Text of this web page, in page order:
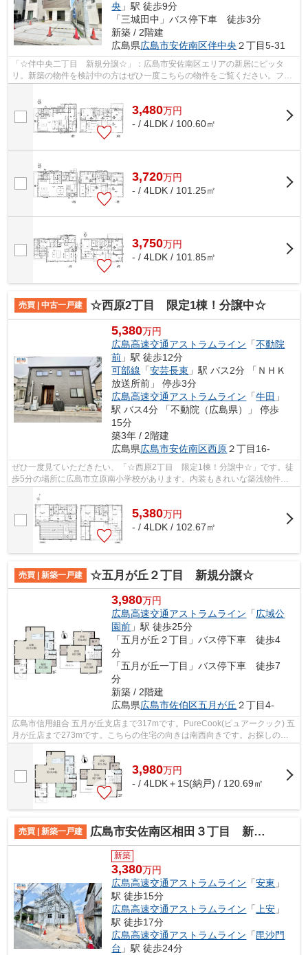
央 」駅 徒歩9分
「三城田中」バス停下車 徒歩3分
新築 / 2階建
広島県広島市安佐南区伴中央 ２丁目5-31
「☆伴中央二丁目 新規分譲☆」：広島市安佐南区エリアの新居にピッタ
リ。新築の物件を検討中の方はぜひ一度こちらの物件をご覧ください。フロ
ーリングにはオシャレな洋風インテリアも...
3,480万円
- / 4LDK / 100.60㎡
3,720万円
- / 4LDK / 101.25㎡
3,750万円
- / 4LDK / 101.85㎡
売買 | 中古一戸建 ☆西原2丁目 限定1棟！分譲中☆
5,380万円
広島高速交通アストラムライン 「不動院
前 」駅 徒歩12分
可部線 「安芸長束 」駅 バス2分 「ＮＨＫ
放送所前」 停歩3分
広島高速交通アストラムライン 「牛田 」
駅 バス4分 「不動院（広島県）」 停歩
15分
築3年 / 2階建
広島県広島市安佐南区西原２丁目16-
ぜひ一度見ていただきたい、「☆西原2丁目 限定1棟！分譲中☆」です。徒
歩5分の場所に広島市立原南小学校があります。内装もきれいな築浅物件で
快適な毎日を過ごしませんか。値段がお手...
5,380万円
- / 4LDK / 102.67㎡
売買 | 新築一戸建 ☆五月が丘２丁目 新規分譲☆
3,980万円
広島高速交通アストラムライン 「広域公
園前 」駅 徒歩25分
「五月が丘２丁目」バス停下車 徒歩4
分
「五月が丘一丁目」バス停下車 徒歩7
分
新築 / 2階建
広島県広島市佐伯区五月が丘 ２丁目4-
広島市信用組合 五月が丘支店まで317mです。PureCook(ピュアークック) 五
月が丘店まで273mです。こちらの住宅の向きは南西向きです。お探しの方
3,980万円
- / 4LDK＋1S(納戸) / 120.69㎡
売買 | 新築一戸建 広島市安佐南区相田３丁目 新築一戸建
新築
3,380万円
広島高速交通アストラムライン 「安東 」
駅 徒歩15分
広島高速交通アストラムライン 「上安 」
駅 徒歩17分
広島高速交通アストラムライン 「毘沙門
台 」駅 徒歩24分